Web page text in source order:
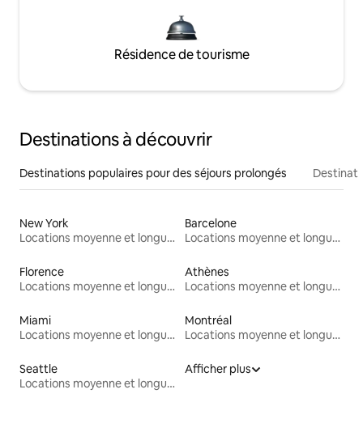
Résidence de tourisme
Destinations à découvrir
Destinations populaires pour des séjours prolongés
New York
Locations moyenne et longue durée
Barcelone
Locations moyenne et longue durée
Florence
Locations moyenne et longue durée
Athènes
Locations moyenne et longue durée
Miami
Locations moyenne et longue durée
Montréal
Locations moyenne et longue durée
Seattle
Locations moyenne et longue durée
Afficher plus